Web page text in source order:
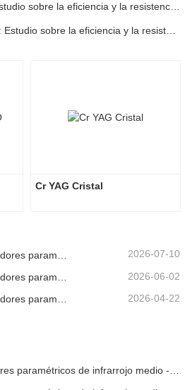
Anterior entrada anterior : Estudio sobre la eficiencia y la resistencia a la temperatura del cristal PPLN chirriado en un experimento de duplicación de frecuencia de 1064 nm - 03
Siguiente entrada siguiente : Estudio sobre la eficiencia y la resistencia a la temperatura del cristal PPLN chirriado en un experimento de duplicación de frecuencia de 1064 nm - 05
Cr YAG Cristal
2026-07-10
2026-06-02
2026-04-22
Investigación sobre osciladores paramétricos de infrarrojo medio - Parte 06